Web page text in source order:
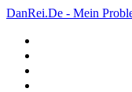
DanRei.De - Mein